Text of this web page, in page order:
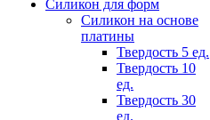
Силикон для форм
Силикон на основе
платины
Твердость 5 ед.
Твердость 10
ед.
Твердость 30
ед.